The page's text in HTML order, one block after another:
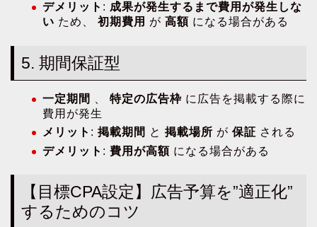
デメリット : 成果が発生するまで費用が発生しな
い ため、 初期費用 が 高額 になる場合がある
5. 期間保証型
一定期間 特定の広告枠 に広告を掲載する際に
費用が発生
メリット : 掲載期間 と 掲載場所 が 保証 される
デメリット : 費用が高額 になる場合がある
【目標CPA設定】広告予算を”適正化”
するためのコツ